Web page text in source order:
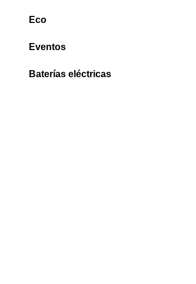
Eco
Eventos
Baterías eléctricas